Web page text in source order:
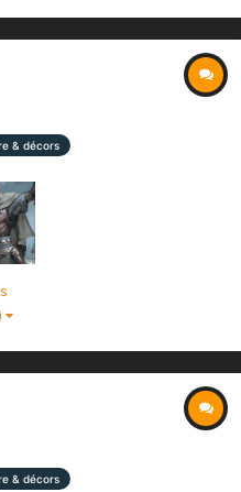
& décors
& décors